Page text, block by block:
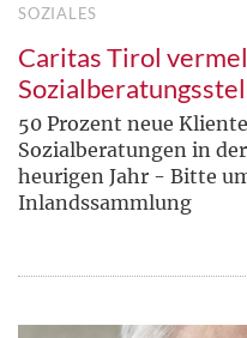
SOZIALES
Caritas Tirol
50 Prozent neue
Sozialberatungen in
heurigen Jahr - Bitte
Inlandssammlung